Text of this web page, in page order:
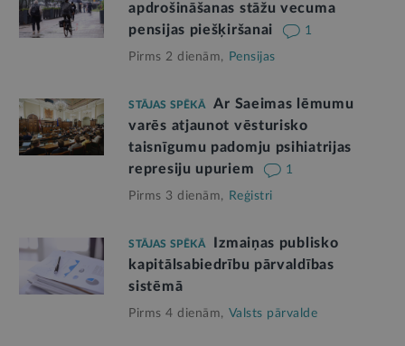
apdrošināšanas stāžu vecuma
pensijas piešķiršanai
1
Pirms 2 dienām, Pensijas
STĀJAS SPĒKĀ
Ar Saeimas lēmumu
varēs atjaunot vēsturisko
taisnīgumu padomju psihiatrijas
represiju upuriem
1
Pirms 3 dienām, Reģistri
STĀJAS SPĒKĀ
Izmaiņas publisko
kapitālsabiedrību pārvaldības
sistēmā
Pirms 4 dienām, Valsts pārvalde